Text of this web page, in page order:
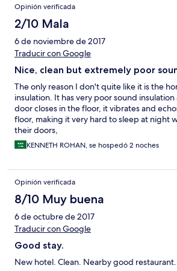
Opinión verificada
2/10 Mala
6 de noviembre de 2017
Traducir con Google
Nice, clean but extremely poor
The only reason I don't quite like it is the
insulation. It has very poor sound
door closes in the floor, it vibrates and
floor, making it very hard to sleep at night
their doors,
KENNETH ROHAN, se hospedó 2 noches
Opinión verificada
8/10 Muy buena
6 de octubre de 2017
Traducir con Google
Good stay.
New hotel. Clean. Nearby good restaurant.